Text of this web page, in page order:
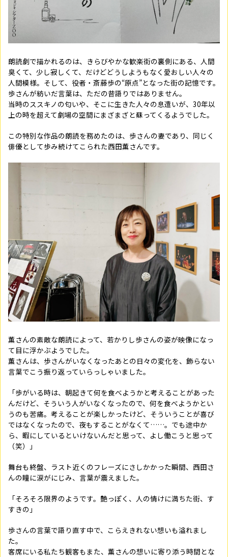
朗読劇で描かれるのは、きらびやかな歓楽街の裏側にある、人間
臭くて、少し寂しくて、だけどどうしようもなく愛おしい人々の
人間模様。そして、役者・斎藤歩の“原点”となった街の記憶です。
歩さんが紡いだ言葉は、ただの昔語りではありません。
当時のススキノの匂いや、そこに生きた人々の息遣いが、30年以
上の時を超えて劇場の空間にまざまざと蘇ってくるようでした。
この特別な作品の朗読を務めたのは、歩さんの妻であり、同じく
俳優として歩み続けてこられた西田薫さんです。
薫さんの素敵な朗読によって、若かりし歩さんの姿が映像になっ
て目に浮かぶようでした。
薫さんは、歩さんがいなくなったあとの日々の変化を、飾らない
言葉でこう振り返っていらっしゃいました。
「歩がいる時は、朝起きて何を食べようかと考えることがあった
んだけど、そういう人がいなくなったので、何を食べようかとい
うのも苦痛。考えることが楽しかったけど、そういうことが喜び
ではなくなったので、夜もすることがなくて……。でも途中か
ら、暇にしているといけないんだと思って、よし働こうと思って
（笑）」
舞台も終盤、ラスト近くのフレーズにさしかかった瞬間、西田さ
んの瞳に涙がにじみ、言葉が震えました。
「そろそろ限界のようです。艶っぽく、人の情けに満ちた街、す
すきの」
歩さんの言葉で語り直す中で、こらえきれない想いも溢れまし
た。
客席にいる私たち観客もまた、薫さんの想いに寄り添う時間とな